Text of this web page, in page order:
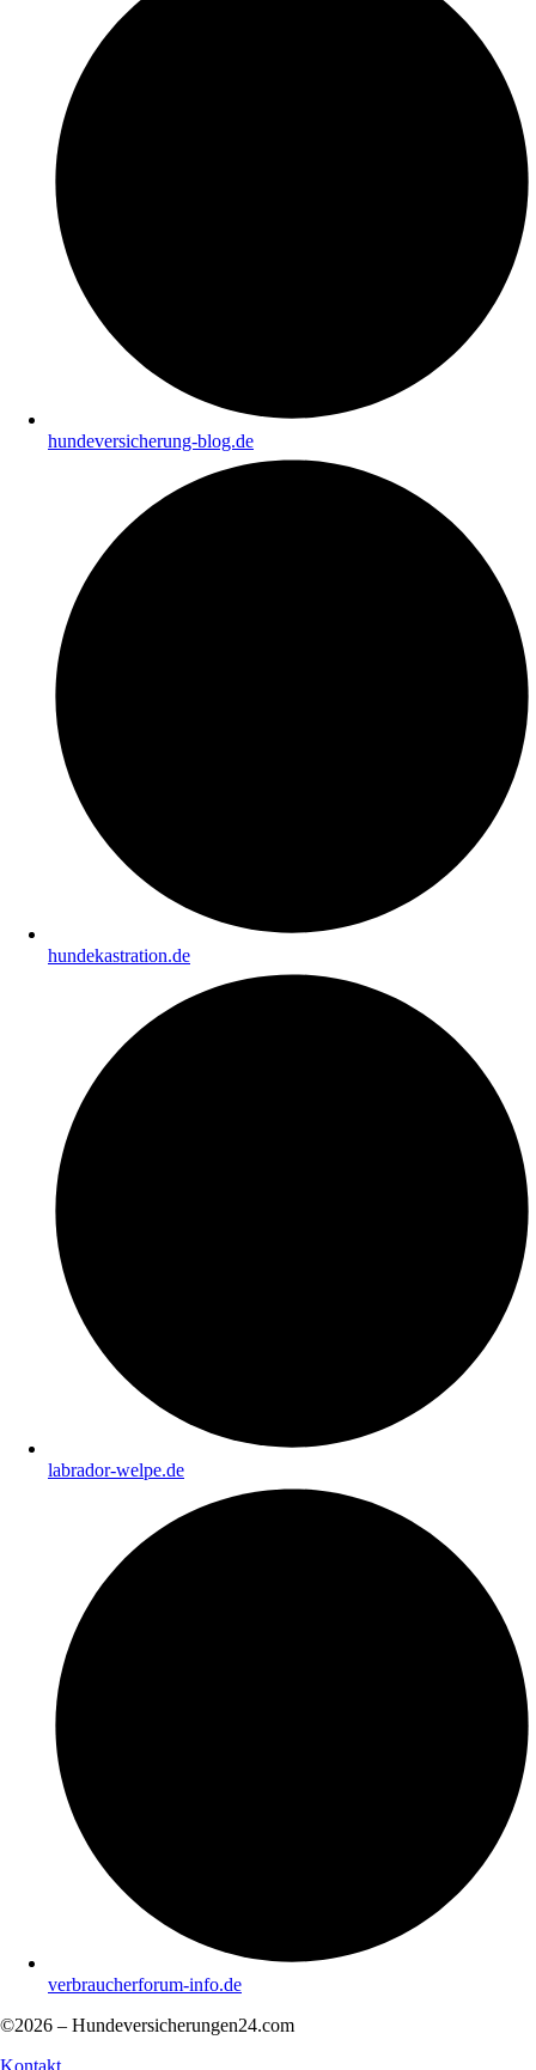
hundeversicherung-blog.de
hundekastration.de
labrador-welpe.de
verbraucherforum-info.de
©2026 – Hundeversicherungen24.com
Kontakt